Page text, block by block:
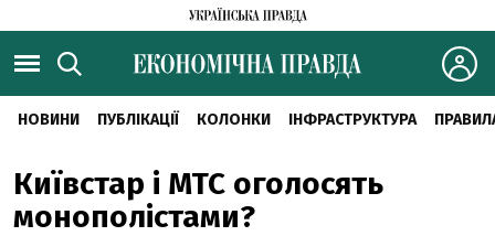
НОВИНИ ПУБЛІКАЦІЇ КОЛОНКИ ІНФРАСТРУКТУРА
Київстар і МТС оголосять
монополістами?